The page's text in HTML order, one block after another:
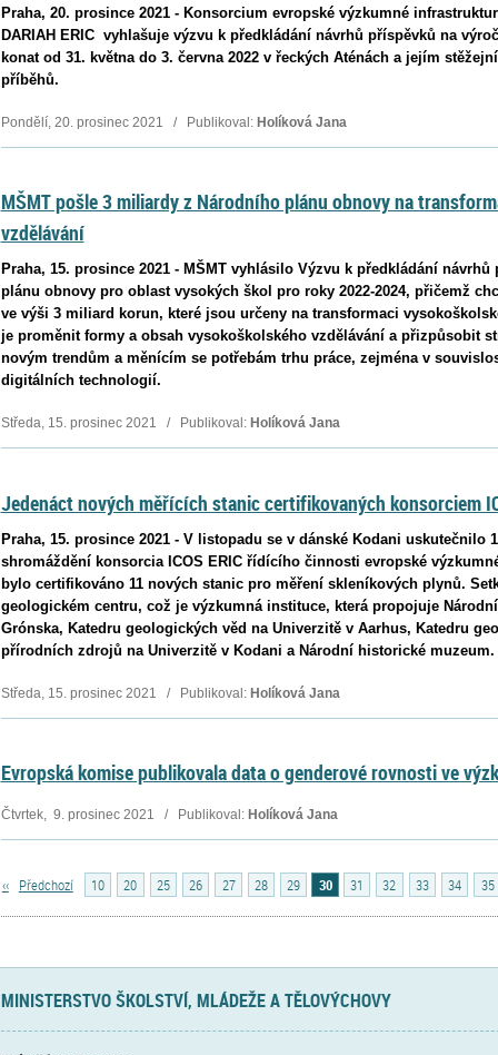
Praha, 20. prosince 2021 - Konsorcium evropské výzkumné
DARIAH ERIC vyhlašuje výzvu k předkládání návrhů příspěvků na
konat od 31. května do 3. června 2022 v řeckých Aténách a jejím
příběhů.
Pondělí, 20. prosinec 2021 / Publikoval: Holíková Jana
MŠMT pošle 3 miliardy z Národního plánu obnovy na
vzdělávání
Praha, 15. prosince 2021 - MŠMT vyhlásilo Výzvu k předkládání
plánu obnovy pro oblast vysokých škol pro roky 2022‑2024, přičemž
ve výši 3 miliard korun, které jsou určeny na transformaci
je proměnit formy a obsah vysokoškolského vzdělávání a přizpůsobit
novým trendům a měnícím se potřebám trhu práce, zejména v
digitálních technologií.
Středa, 15. prosinec 2021 / Publikoval: Holíková Jana
Jedenáct nových měřících stanic certifikovaných konsorciem
Praha, 15. prosince 2021 - V listopadu se v dánské Kodani uskutečnilo
shromáždění konsorcia ICOS ERIC řídícího činnosti evropské
bylo certifikováno 11 nových stanic pro měření skleníkových plynů.
geologickém centru, což je výzkumná instituce, která propojuje
Grónska, Katedru geologických věd na Univerzitě v Aarhus, Katedru
přírodních zdrojů na Univerzitě v Kodani a Národní historické muzeum.
Středa, 15. prosinec 2021 / Publikoval: Holíková Jana
Evropská komise publikovala data o genderové rovnosti ve
Čtvrtek, 9. prosinec 2021 / Publikoval: Holíková Jana
‹‹ Předchozí 10 20 25 26 27 28 29 30 31 32 33 34 35
MINISTERSTVO ŠKOLSTVÍ, MLÁDEŽE A TĚLOVÝCHOVY